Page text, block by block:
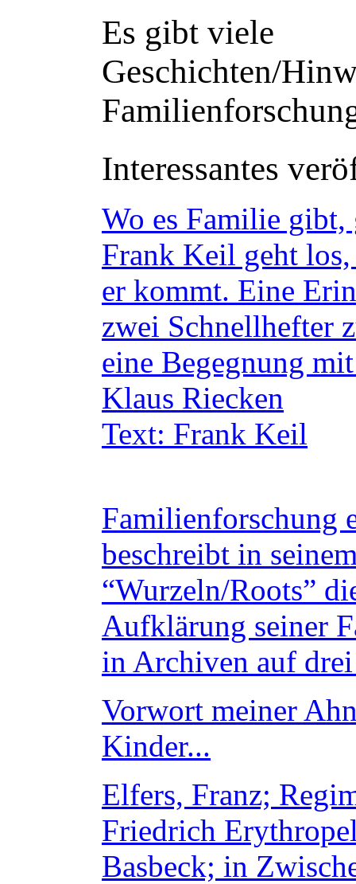
Es gibt viele
Geschichten/
Interessantes
Wo es Familie gibt,
Frank Keil geht
er kommt. Eine
zwei Schnellhefter
eine Begegnung
Klaus Riecken
Text: Frank Keil
Familienforschung
beschreibt in
“Wurzeln/Roots”
Aufklärung seiner
in Archiven auf
Vorwort meiner
Kinder...
Elfers, Franz;
Friedrich
Basbeck; in